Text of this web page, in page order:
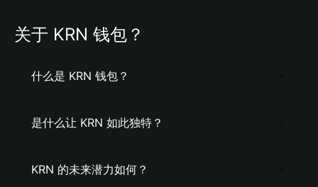
关于 KRN 钱包？
什么是 KRN 钱包？
是什么让 KRN 如此独特？
KRN 的未来潜力如何？